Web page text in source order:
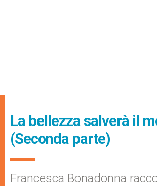
La bellezza salverà il
(Seconda parte)
Francesca Bonadonna